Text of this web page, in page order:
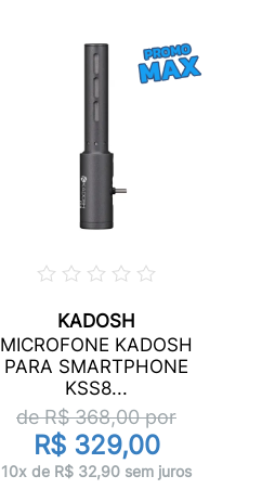
KADOSH
MICROFONE KADOSH
PARA SMARTPHONE
KSS8...
de R$368,00por
R$ 329,00
10x de R$ 32,90 sem juros